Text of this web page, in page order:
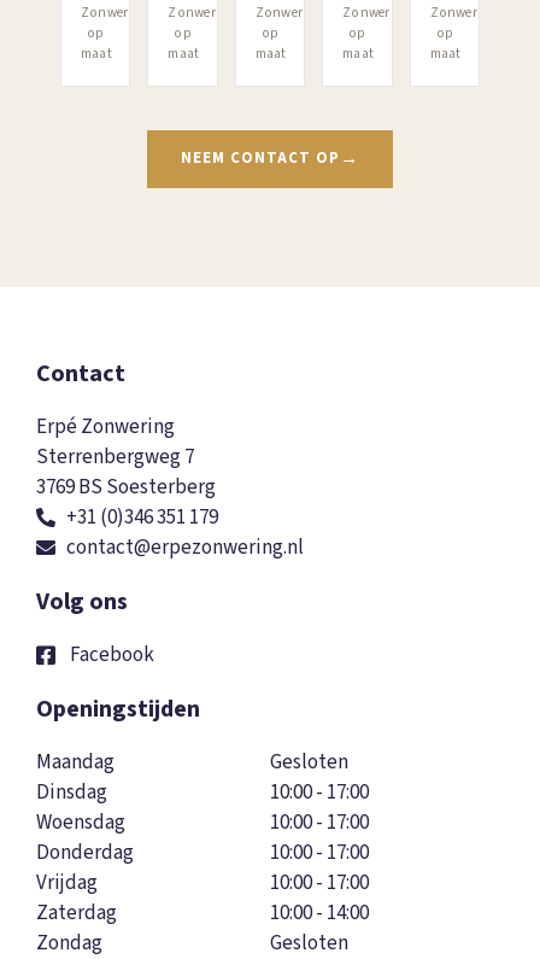
Zonwering
op
maat
Zonwering
op
maat
Zonwering
op
maat
Zonwering
op
maat
Zonwering
op
maat
NEEM CONTACT OP
Contact
Erpé Zonwering
Sterrenbergweg 7
3769 BS Soesterberg
+31 (0)346 351 179
contact@erpezonwering.nl
Volg ons
Facebook
Openingstijden
Maandag
Dinsdag
Woensdag
Donderdag
Vrijdag
Zaterdag
Zondag
Gesloten
10:00 - 17:00
10:00 - 17:00
10:00 - 17:00
10:00 - 17:00
10:00 - 14:00
Gesloten